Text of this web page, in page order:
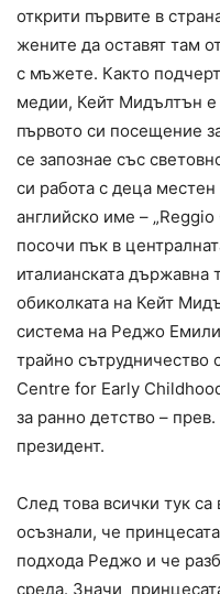
открити първите в
жените да оставят там
с мъжете. Както
медии, Кейт Мидълтън
първото си посещение
се запознае със
си работа с деца
английско име –
посочи пък в
италианската
обиколката на Кейт
система на Реджо
трайно сътрудничество
Centre for Early
за ранно детство –
президент.
След това всички тук
осъзнали, че
подхода Реджо и че
среда. Значи